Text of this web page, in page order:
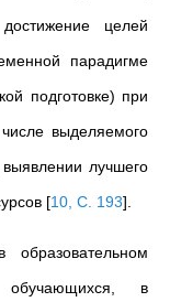
целей
парадигме
подготовке) при
выделяемого
лучшего
[10, С. 193]
обучающихся, в